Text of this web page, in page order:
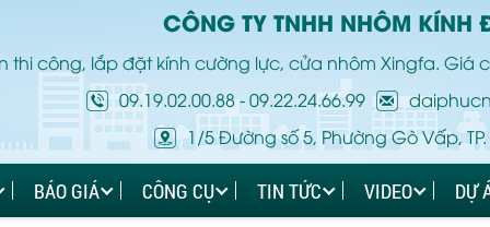
CÔNG TY TNHH NHÔM KÍNH
thi công, lắp đặt kính cường lực, cửa nhôm Xingfa. Giá
09.19.02.00.88-09.22.24.66.99
1/5 Đường số 5, Phường Gò Vấp,
BÁO GIÁ CÔNG CỤ TIN TỨC VIDEO DỰ